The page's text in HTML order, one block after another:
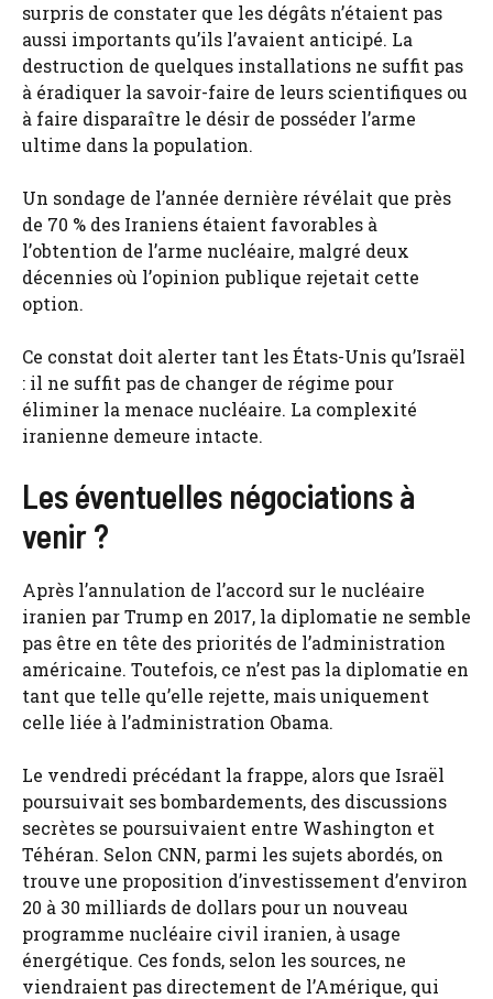
surpris de constater que les dégâts n’étaient pas
aussi importants qu’ils l’avaient anticipé. La
destruction de quelques installations ne suffit pas
à éradiquer la savoir-faire de leurs scientifiques ou
à faire disparaître le désir de posséder l’arme
ultime dans la population.
Un sondage de l’année dernière révélait que près
de 70 % des Iraniens étaient favorables à
l’obtention de l’arme nucléaire, malgré deux
décennies où l’opinion publique rejetait cette
option.
Ce constat doit alerter tant les États-Unis qu’Israël
: il ne suffit pas de changer de régime pour
éliminer la menace nucléaire. La complexité
iranienne demeure intacte.
Les éventuelles négociations à
venir ?
Après l’annulation de l’accord sur le nucléaire
iranien par Trump en 2017, la diplomatie ne semble
pas être en tête des priorités de l’administration
américaine. Toutefois, ce n’est pas la diplomatie en
tant que telle qu’elle rejette, mais uniquement
celle liée à l’administration Obama.
Le vendredi précédant la frappe, alors que Israël
poursuivait ses bombardements, des discussions
secrètes se poursuivaient entre Washington et
Téhéran. Selon CNN, parmi les sujets abordés, on
trouve une proposition d’investissement d’environ
20 à 30 milliards de dollars pour un nouveau
programme nucléaire civil iranien, à usage
énergétique. Ces fonds, selon les sources, ne
viendraient pas directement de l’Amérique, qui